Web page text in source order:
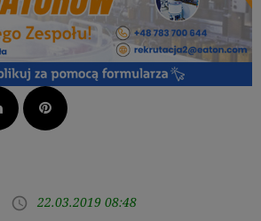
LinkedInPinterest
access_time 22.03.2019 08:48